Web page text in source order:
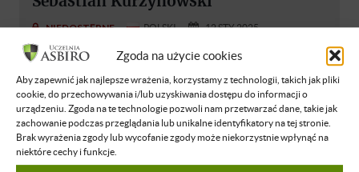
Zgoda na użycie cookies
Aby zapewnić jak najlepsze wrażenia, korzystamy z technologii, takich jak pliki
cookie, do przechowywania i/lub uzyskiwania dostępu do informacji o
urządzeniu. Zgoda na te technologie pozwoli nam przetwarzać dane, takie jak
zachowanie podczas przeglądania lub unikalne identyfikatory na tej stronie.
Brak wyrażenia zgody lub wycofanie zgody może niekorzystnie wpłynąć na
niektóre cechy i funkcje.
NIEDOSTĘPNE POLSKI 12 STY 2025